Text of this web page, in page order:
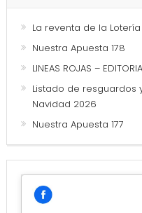
La reventa de la
Nuestra Apuesta 178
LINEAS ROJAS –
Listado de resguardos
Navidad 2026
Nuestra Apuesta 177